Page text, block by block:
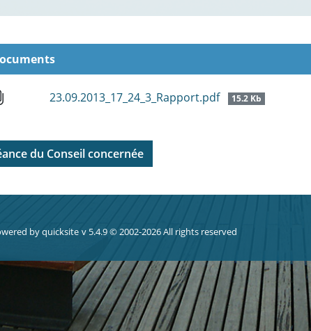
23.09.2013_17_24_3_Rapport.pdf 15.2 Kb
du Conseil concernée
byquicksite v 5.4.9 © 2002-2026 All rights reserved